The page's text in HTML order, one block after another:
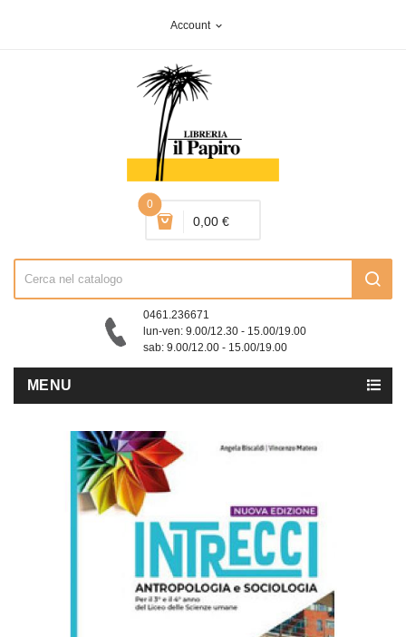
Account expand_more
0
0,00 €
0461.236671
lun-ven: 9.00/12.30 - 15.00/19.00
sab: 9.00/12.00 - 15.00/19.00
MENU